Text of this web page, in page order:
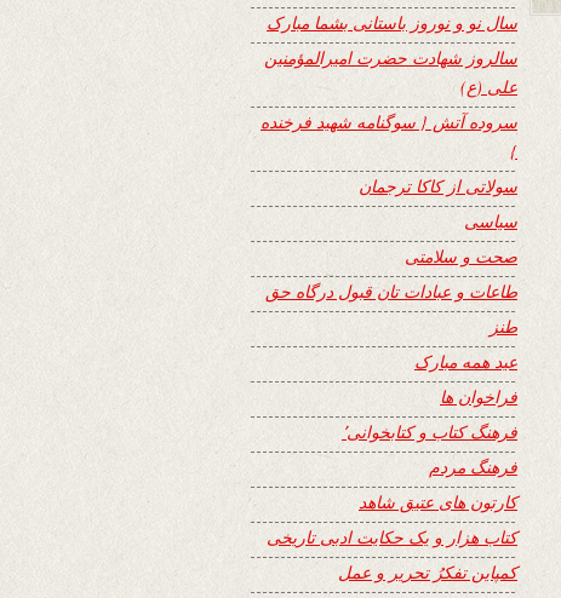
سال نو و نوروز باستانی بشما مبارک
سالروز شهادت حضرت امیرالمؤمنین
علی (ع)
سروده آتش { سوگنامه شهید فرخنده
}
سولاتی از کاکا ترجمان
سیاسی
صحت و سلامتی
طاعات و عبادات تان قبول درگاه حق
طنز
عید همه مبارک
فراخوان ها
فرهنگ کتاب و کتابخوانی٬
فرهنگ مردم
کارتون های عتیق شاهد
کتاب هزار و یک حکایت ادبی تاریخی
کمپاین تفکرُ تحریر و عمل